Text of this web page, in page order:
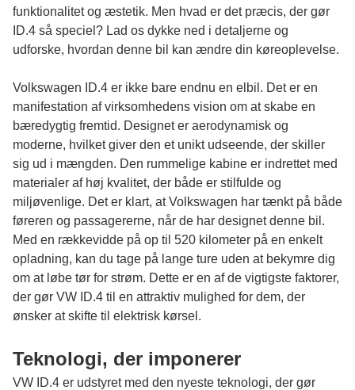
funktionalitet og æstetik. Men hvad er det præcis, der gør
ID.4 så speciel? Lad os dykke ned i detaljerne og
udforske, hvordan denne bil kan ændre din køreoplevelse.
Volkswagen ID.4 er ikke bare endnu en elbil. Det er en
manifestation af virksomhedens vision om at skabe en
bæredygtig fremtid. Designet er aerodynamisk og
moderne, hvilket giver den et unikt udseende, der skiller
sig ud i mængden. Den rummelige kabine er indrettet med
materialer af høj kvalitet, der både er stilfulde og
miljøvenlige. Det er klart, at Volkswagen har tænkt på både
føreren og passagererne, når de har designet denne bil.
Med en rækkevidde på op til 520 kilometer på en enkelt
opladning, kan du tage på lange ture uden at bekymre dig
om at løbe tør for strøm. Dette er en af de vigtigste faktorer,
der gør VW ID.4 til en attraktiv mulighed for dem, der
ønsker at skifte til elektrisk kørsel.
Teknologi, der imponerer
VW ID.4 er udstyret med den nyeste teknologi, der gør